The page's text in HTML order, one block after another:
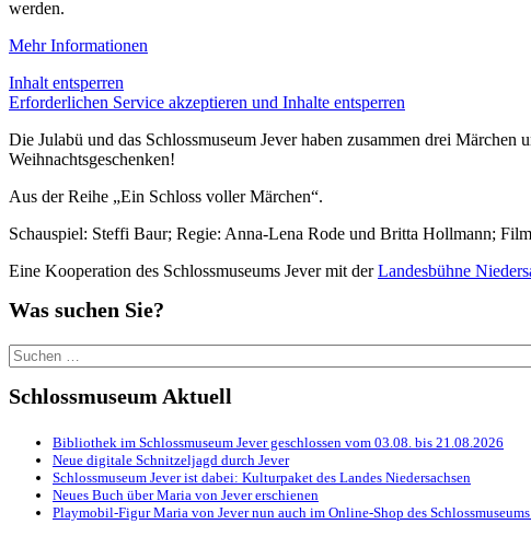
werden.
Mehr Informationen
Inhalt entsperren
Erforderlichen Service akzeptieren und Inhalte entsperren
Die Julabü und das Schlossmuseum Jever haben zusammen drei
Weihnachtsgeschenken!
Aus der Reihe „Ein Schloss voller Märchen“.
Schauspiel: Steffi Baur; Regie: Anna-Lena Rode und Britta Hollmann;
Eine Kooperation des Schlossmuseums Jever mit derLandesbühne
Was suchen Sie?
Suchen
nach:
Schlossmuseum Aktuell
Bibliothek im Schlossmuseum Jever geschlossen vom 03.08. bis 21.08.2026
Neue digitale Schnitzeljagd durch Jever
Schlossmuseum Jever ist dabei: Kulturpaket des Landes Niedersachsen
Neues Buch über Maria von Jever erschienen
Playmobil-Figur Maria von Jever nun auch im Online-Shop des